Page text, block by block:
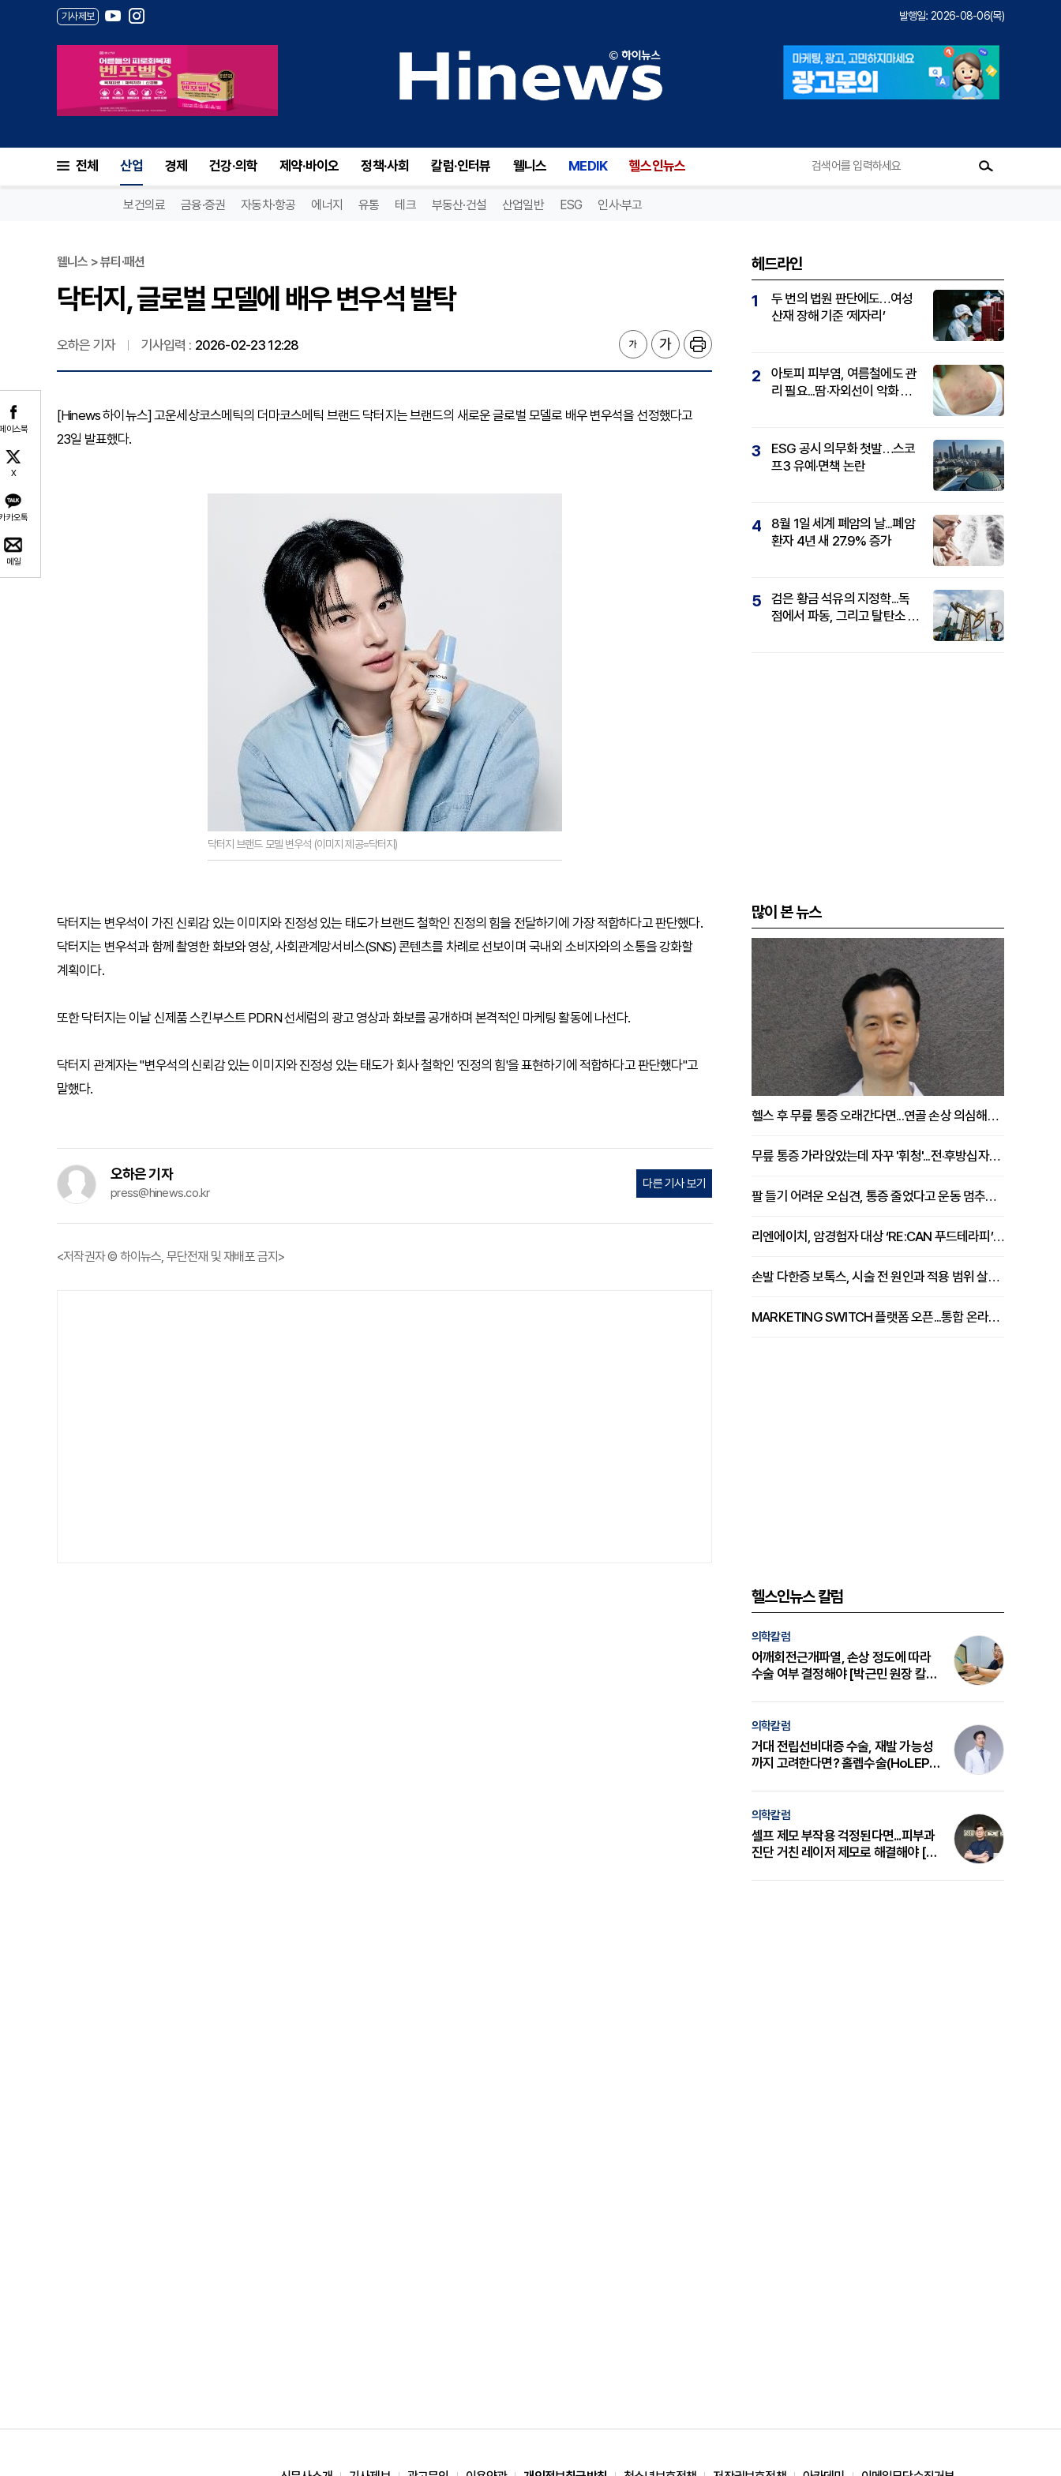
기사제보 발행일: 2026-08-06(목)
전체 산업 경제 건강·의학 제약·바이오 정책·사회 칼럼·인터뷰 웰니스 MEDIK 헬스인뉴스
보건의료 금융·증권 자동차·항공 에너지 유통 테크 부동산·건설 산업일반 ESG 인사·부고
이스북
X
카오톡
메일
웰니스 > 뷰티·패션
닥터지, 글로벌 모델에 배우 변우석 발탁
오하은 기자 기사입력 : 2026-02-23 12:28
[Hinews 하이뉴스] 고운세상코스메틱의 더마코스메틱 브랜드 닥터지는 브랜드의 새로운 글로벌 모델로 배우 변우석을 선정했다고
23일 발표했다.
닥터지 브랜드 모델 변우석 (이미지 제공=닥터지)
닥터지는 변우석이 가진 신뢰감 있는 이미지와 진정성 있는 태도가 브랜드 철학인 진정의 힘을 전달하기에 가장 적합하다고 판단했다.
닥터지는 변우석과 함께 촬영한 화보와 영상, 사회관계망서비스(SNS) 콘텐츠를 차례로 선보이며 국내외 소비자와의 소통을 강화할
계획이다.
또한 닥터지는 이날 신제품 스킨부스트 PDRN 선세럼의 광고 영상과 화보를 공개하며 본격적인 마케팅 활동에 나선다.
닥터지 관계자는 "변우석의 신뢰감 있는 이미지와 진정성 있는 태도가 회사 철학인 '진정의 힘'을 표현하기에 적합하다고 판단했다"고
말했다.
오하은 기자
press@hinews.co.kr
다른 기사 보기
<저작권자 © 하이뉴스, 무단전재 및 재배포 금지>
헤드라인
1
두 번의 법원 판단에도…여성
산재 장해 기준 ‘제자리’
2
아토피 피부염, 여름철에도 관
리 필요...땀·자외선이 악화 요
3
ESG 공시 의무화 첫발…스코
프3 유예·면책 논란
4
8월 1일 세계 폐암의 날...폐암
환자 4년 새 27.9% 증가
5
검은 황금 석유의 지정학...독
점에서 파동, 그리고 탈탄소 패
많이 본 뉴스
헬스 후 무릎 통증 오래간다면...연골 손상 의심해야 [김상범 원장 칼럼]
무릎 통증 가라앉았는데 자꾸 '휘청'...전·후방십자인대 파열 확인해야 [곽우경 원장 칼럼]
팔 들기 어려운 오십견, 통증 줄었다고 운동 멈추면 안 되는 이유 [이병욱 원장 칼럼]
리엔에이치, 암경험자 대상 ‘RE:CAN 푸드테라피’ 운영
손발 다한증 보톡스, 시술 전 원인과 적용 범위 살펴야 [강윤일 원장 칼럼]
MARKETING SWITCH 플랫폼 오픈...통합 온라인 마케팅 서비스 확대
헬스인뉴스 칼럼
의학칼럼
어깨회전근개파열, 손상 정도에 따라
수술 여부 결정해야 [박근민 원장 칼
의학칼럼
거대 전립선비대증 수술, 재발 가능성
까지 고려한다면? 홀렙수술(HoLEP)
의학칼럼
셀프 제모 부작용 걱정된다면...피부과
진단 거친 레이저 제모로 해결해야 [변